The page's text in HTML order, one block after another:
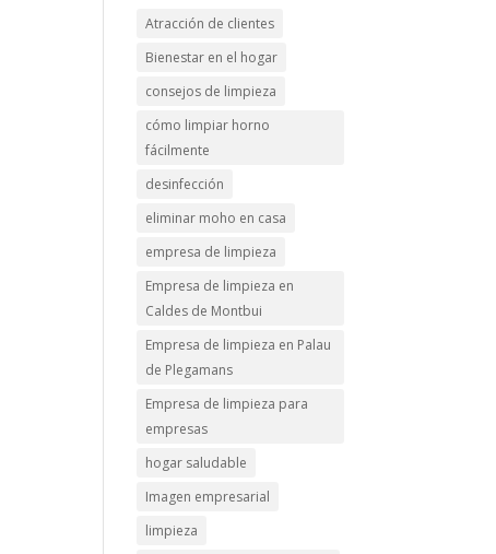
Atracción de clientes
Bienestar en el hogar
consejos de limpieza
cómo limpiar horno
fácilmente
desinfección
eliminar moho en casa
empresa de limpieza
Empresa de limpieza en
Caldes de Montbui
Empresa de limpieza en Palau
de Plegamans
Empresa de limpieza para
empresas
hogar saludable
Imagen empresarial
limpieza